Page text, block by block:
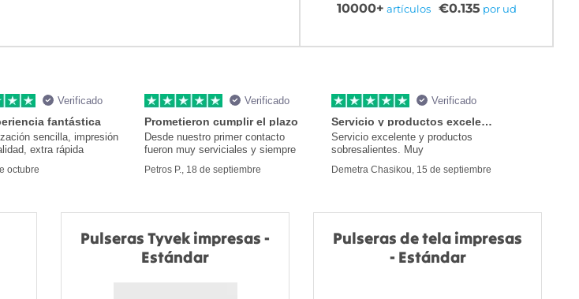
10000+ artículos €0.135 por ud
Verificado
fantástica
sencilla, impresión
extra rápida
octubre
Verificado
Prometieron cumplir el plazo
Desde nuestro primer contacto
fueron muy serviciales y siempre
Petros P., 18 de septiembre
Verificado
Servicio y productos excelentes
Servicio excelente y productos
sobresalientes. Muy
Demetra Chasikou, 15 de septiembre
Pulseras Tyvek impresas -
Estándar
Pulseras de tela impresas
- Estándar